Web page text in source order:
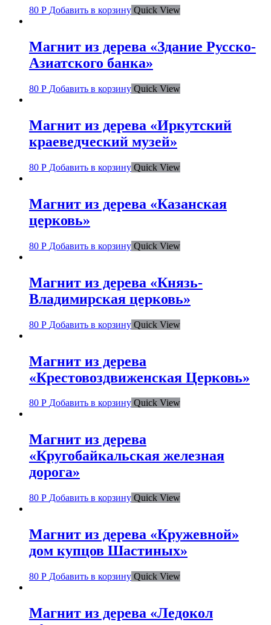
80 Р Добавить в корзину Quick View
Магнит из дерева «Здание Русско-
Азиатского банка»
80 Р Добавить в корзину Quick View
Магнит из дерева «Иркутский
краеведческий музей»
80 Р Добавить в корзину Quick View
Магнит из дерева «Казанская
церковь»
80 Р Добавить в корзину Quick View
Магнит из дерева «Князь-
Владимирская церковь»
80 Р Добавить в корзину Quick View
Магнит из дерева
«Крестовоздвиженская Церковь»
80 Р Добавить в корзину Quick View
Магнит из дерева
«Кругобайкальская железная
дорога»
80 Р Добавить в корзину Quick View
Магнит из дерева «Кружевной»
дом купцов Шастиных»
80 Р Добавить в корзину Quick View
Магнит из дерева «Ледокол